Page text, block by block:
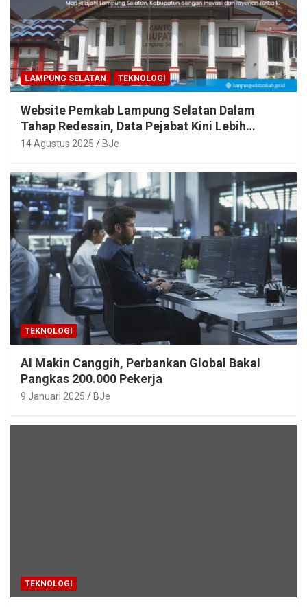
LAMPUNG SELATAN TEKNOLOGI
Website Pemkab Lampung Selatan Dalam
Tahap Redesain, Data Pejabat Kini Lebih
Mudah Diakses
14 Agustus 2025 BJe
TEKNOLOGI
AI Makin Canggih, Perbankan Global Bakal
Pangkas 200.000 Pekerja
9 Januari 2025 BJe
TEKNOLOGI